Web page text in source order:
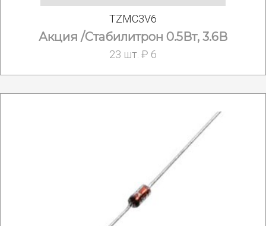
TZMC3V6
Акция /Стабилитрон 0.5Вт, 3.6В
23 шт. ₽ 6